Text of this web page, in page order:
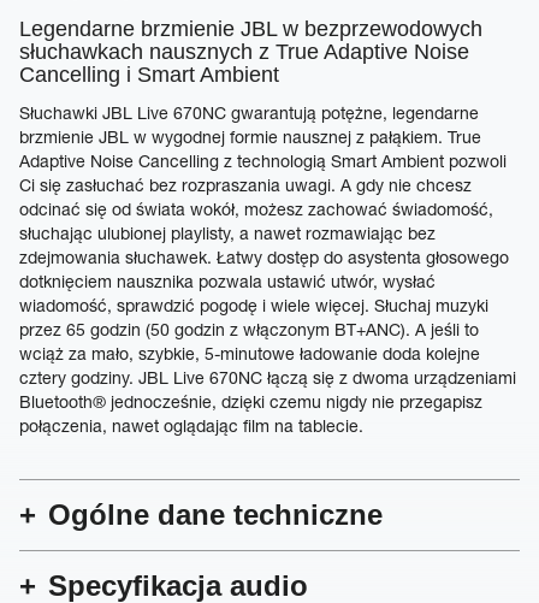
Legendarne brzmienie JBL w bezprzewodowych
słuchawkach nausznych z True Adaptive Noise
Cancelling i Smart Ambient
Słuchawki JBL Live 670NC gwarantują potężne, legendarne
brzmienie JBL w wygodnej formie nausznej z pałąkiem. True
Adaptive Noise Cancelling z technologią Smart Ambient pozwoli
Ci się zasłuchać bez rozpraszania uwagi. A gdy nie chcesz
odcinać się od świata wokół, możesz zachować świadomość,
słuchając ulubionej playlisty, a nawet rozmawiając bez
zdejmowania słuchawek. Łatwy dostęp do asystenta głosowego
dotknięciem nausznika pozwala ustawić utwór, wysłać
wiadomość, sprawdzić pogodę i wiele więcej. Słuchaj muzyki
przez 65 godzin (50 godzin z włączonym BT+ANC). A jeśli to
wciąż za mało, szybkie, 5-minutowe ładowanie doda kolejne
cztery godziny. JBL Live 670NC łączą się z dwoma urządzeniami
Bluetooth® jednocześnie, dzięki czemu nigdy nie przegapisz
połączenia, nawet oglądając film na tablecie.
Ogólne dane techniczne
Specyfikacja audio